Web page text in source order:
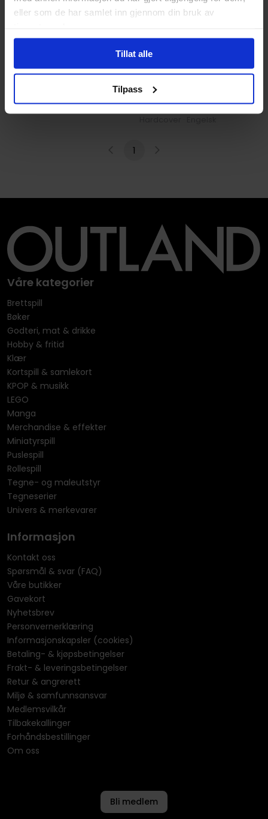
eller som de har samlet inn gjennom din bruk av
Tillat alle
Tilpass
The Secret of Black Rock
Joe Todd Stanton
Hardcover · Engelsk
Sphinx
Joe Todd Stanton
Brownstone's mythical
collectionVol. 2
1
Våre kategorier
Brettspill
Bøker
Godteri, mat & drikke
Hobby & fritid
Klær
Kortspill & samlekort
KPOP & musikk
LEGO
Manga
Merchandise & effekter
Miniatyrspill
Puslespill
Rollespill
Tegne- og maleutstyr
Tegneserier
Univers & merkevarer
Informasjon
Kontakt oss
Spørsmål & svar (FAQ)
Våre butikker
Gavekort
Nyhetsbrev
Personvernerklæring
Informasjonskapsler (cookies)
Betaling- & kjøpsbetingelser
Frakt- & leveringsbetingelser
Retur & angrerett
Miljø & samfunnsansvar
Medlemsvilkår
Tilbakekallinger
Forhåndsbestillinger
Om oss
Bli medlem